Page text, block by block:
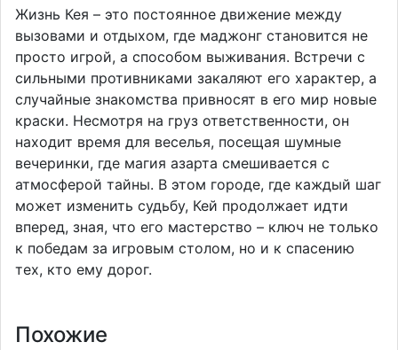
Жизнь Кея – это постоянное движение между
вызовами и отдыхом, где маджонг становится не
просто игрой, а способом выживания. Встречи с
сильными противниками закаляют его характер, а
случайные знакомства привносят в его мир новые
краски. Несмотря на груз ответственности, он
находит время для веселья, посещая шумные
вечеринки, где магия азарта смешивается с
атмосферой тайны. В этом городе, где каждый шаг
может изменить судьбу, Кей продолжает идти
вперед, зная, что его мастерство – ключ не только
к победам за игровым столом, но и к спасению
тех, кто ему дорог.
Похожие